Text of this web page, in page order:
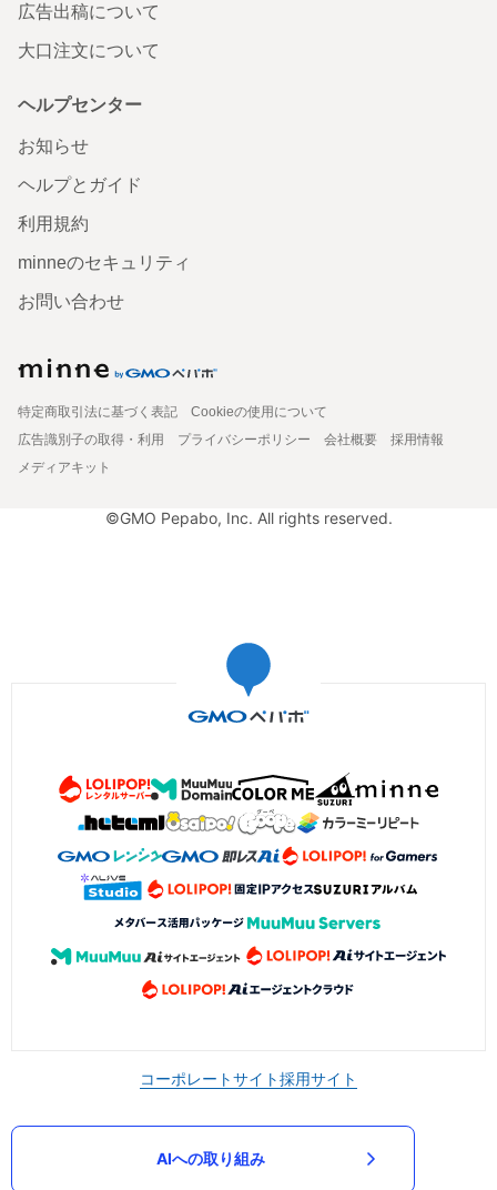
広告出稿について
大口注文について
ヘルプセンター
お知らせ
ヘルプとガイド
利用規約
minneのセキュリティ
お問い合わせ
特定商取引法に基づく表記
Cookieの使用について
広告識別子の取得・利用
プライバシーポリシー 会社概要
採用情報
メディアキット
©GMO Pepabo, Inc. All rights reserved.
コーポレートサイト採用サイト
AIへの取り組み